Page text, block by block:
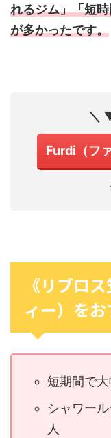
れるジム」「短
が多かったです。
＼
Furdi（フ
《リブロ
ィー）を
短期間で
シャワー
人